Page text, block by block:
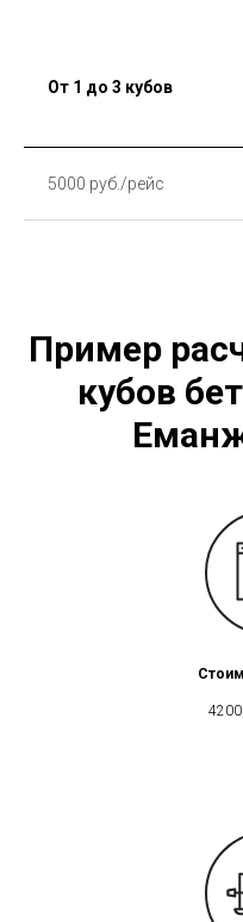
От 1 до 3 кубов
5000 руб./рейс
Пример
кубов
4200